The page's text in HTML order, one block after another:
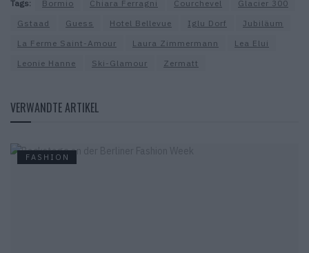
Tags: Bormio Chiara Ferragni Courchevel
Glacier 300
Gstaad
Guess Hotel Bellevue Iglu Dorf
Jubiläum
La Ferme Saint-Amour
Laura Zimmermann
Lea Elui
Leonie Hanne
Ski-Glamour Zermatt
VERWANDTE ARTIKEL
FASHION